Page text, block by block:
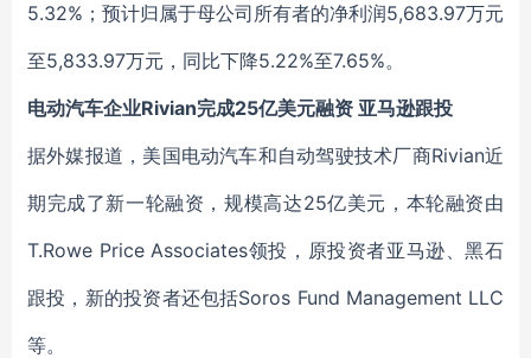
5.32%；预计归属于母公司所有者的净利润5,683.97万元
至5,833.97万元，同比下降5.22%至7.65%。
电动汽车企业Rivian完成25亿美元融资 亚马逊跟投
据外媒报道，美国电动汽车和自动驾驶技术厂商Rivian近
期完成了新一轮融资，规模高达25亿美元，本轮融资由
T.Rowe Price Associates领投，原投资者亚马逊、黑石
跟投，新的投资者还包括Soros Fund Management LLC
等。